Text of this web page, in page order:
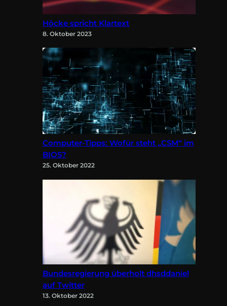
Höcke spricht Klartext
8. Oktober 2023
Computer-Tipps: Wofür steht „CSM“ im
BIOS?
25. Oktober 2022
Bundesregierung überholt dhsddaniel
auf Twitter
13. Oktober 2022